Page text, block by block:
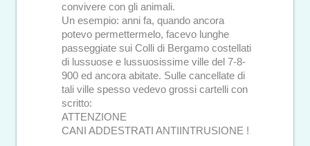
convivere con gli animali.
Un esempio: anni fa, quando ancora
potevo permettermelo, facevo lunghe
passeggiate sui Colli di Bergamo costellati
di lussuose e lussuosissime ville del 7-8-
900 ed ancora abitate. Sulle cancellate di
tali ville spesso vedevo grossi cartelli con
scritto:
ATTENZIONE
CANI ADDESTRATI ANTIINTRUSIONE !